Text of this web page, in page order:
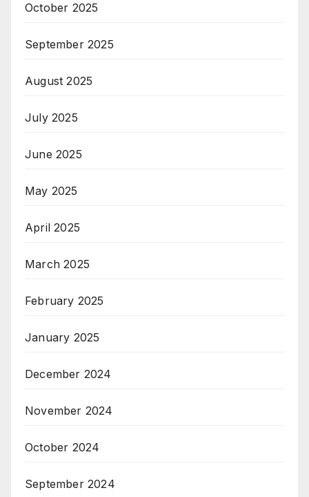
October 2025
September 2025
August 2025
July 2025
June 2025
May 2025
April 2025
March 2025
February 2025
January 2025
December 2024
November 2024
October 2024
September 2024